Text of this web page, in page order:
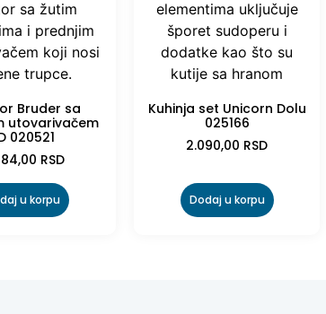
Bruder sa
utovarivačem
020521
RSD
u korpu
Kuhinja set Unicorn Dolu
025166
2.090,00 RSD
Dodaj u korpu